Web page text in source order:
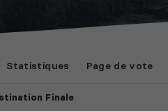
Statistiques Page de vote
Finale